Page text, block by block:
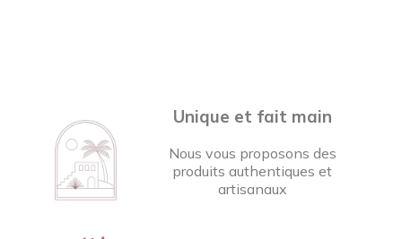
Unique et fait main
Nous vous proposons des
produits authentiques et
artisanaux